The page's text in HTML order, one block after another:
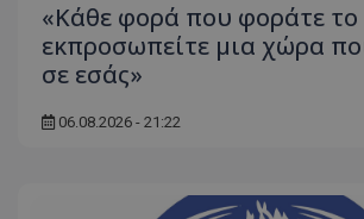
«Κάθε φορά που φοράτε το
εκπροσωπείτε μια χώρα
σε εσάς»
06.08.2026 - 21:22